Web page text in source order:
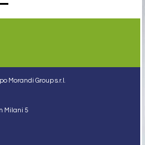
Morandi Group s.r.l.
Milani 5